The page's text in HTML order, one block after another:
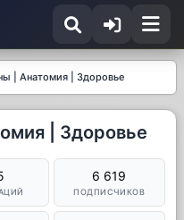
| Анатомия | Здоровье
| Здоровье
6 619
ПОДПИСЧИКОВ